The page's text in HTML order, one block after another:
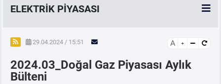
ELEKTRİK PİYASASI
SPOT ELEKTRİK PİYASALARI
ÖRNEK FİNANS BELGELERİ
29.04.2024 / 15:51 A
2024.03_Doğal Gaz Piyasası Aylık
Bülteni